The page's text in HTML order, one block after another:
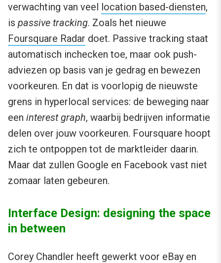
verwachting van veel location based-diensten,
is passive tracking. Zoals het nieuwe
Foursquare Radar doet. Passive tracking staat
automatisch inchecken toe, maar ook push-
adviezen op basis van je gedrag en bewezen
voorkeuren. En dat is voorlopig de nieuwste
grens in hyperlocal services: de beweging naar
een interest graph, waarbij bedrijven informatie
delen over jouw voorkeuren. Foursquare hoopt
zich te ontpoppen tot de marktleider daarin.
Maar dat zullen Google en Facebook vast niet
zomaar laten gebeuren.
Interface Design: designing the space
in between
Corey Chandler heeft gewerkt voor eBay en